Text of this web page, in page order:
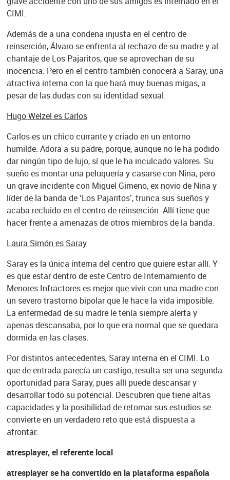
CIMI.
Además de a una condena injusta en el centro de
reinserción, Álvaro se enfrenta al rechazo de su madre y al
chantaje de Los Pajaritos, que se aprovechan de su
inocencia. Pero en el centro también conocerá a Saray, una
atractiva interna con la que hará muy buenas migas, a
pesar de las dudas con su identidad sexual.
Hugo Welzel es Carlos
Carlos es un chico currante y criado en un entorno
humilde. Adora a su padre, porque, aunque no le ha podido
dar ningún tipo de lujo, sí que le ha inculcado valores. Su
sueño es montar una peluquería y casarse con Nina, pero
un grave incidente con Miguel Gimeno, ex novio de Nina y
líder de la banda de ‘Los Pajaritos’, trunca sus sueños y
acaba recluido en el centro de reinserción. Allí tiene que
hacer frente a amenazas de otros miembros de la banda.
Laura Simón es Saray
Saray es la única interna del centro que quiere estar allí. Y
es que estar dentro de este Centro de Internamiento de
Menores Infractores es mejor que vivir con una madre con
un severo trastorno bipolar que le hace la vida imposible.
La enfermedad de su madre le tenía siempre alerta y
apenas descansaba, por lo que era normal que se quedara
dormida en las clases.
Por distintos antecedentes, Saray interna en el CIMI. Lo
que de entrada parecía un castigo, resulta ser una segunda
oportunidad para Saray, pues allí puede descansar y
desarrollar todo su potencial. Descubren que tiene altas
capacidades y la posibilidad de retomar sus estudios se
convierte en un verdadero reto que está dispuesta a
afrontar.
atresplayer, el referente local
atresplayer se ha convertido en la plataforma española